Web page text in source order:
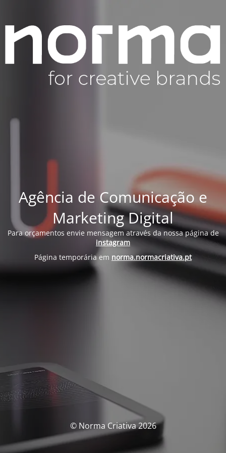
Agência de Comunicação e
Marketing Digital
Para orçamentos envie mensagem através da nossa página de
instagram
Página temporária em norma.normacriativa.pt
© Norma Criativa 2026